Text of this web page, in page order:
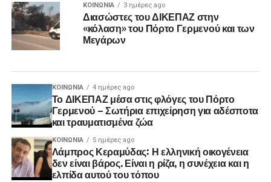
ΚΟΙΝΩΝΊΑ 3 ημέρες ago
Διασώστες του ΔΙΚΕΠΑΖ στην
«κόλαση» του Πόρτο Γερμενού και των
Μεγάρων
ΚΟΙΝΩΝΊΑ 4 ημέρες ago
Το ΔΙΚΕΠΑΖ μέσα στις φλόγες του Πόρτο
Γερμενού – Σωτήρια επιχείρηση για αδέσποτα
και τραυματισμένα ζώα
ΚΟΙΝΩΝΊΑ 5 ημέρες ago
Λάμπρος Κεραμύδας: Η ελληνική οικογένεια
δεν είναι βάρος. Είναι η ρίζα, η συνέχεια και η
ελπίδα αυτού του τόπου